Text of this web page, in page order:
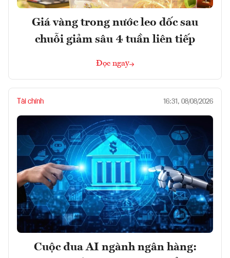
Giá vàng trong nước leo dốc sau
chuỗi giảm sâu 4 tuần liên tiếp
Đọc ngay
Tài chính 16:31, 08/08/2026
Cuộc đua AI ngành ngân hàng: